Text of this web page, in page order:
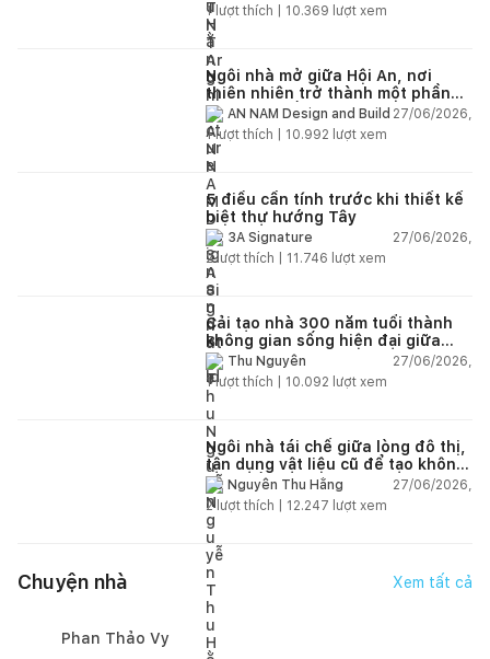
1lượt thích | 10.369 lượt xem
Ngôi nhà mở giữa Hội An, nơi
thiên nhiên trở thành một phần
của cuộc sống
AN NAM Design and Build 27/06/2026,
1lượt thích | 10.992 lượt xem
5 điều cần tính trước khi thiết kế
biệt thự hướng Tây
3A Signature
27/06/2026,
2lượt thích | 11.746 lượt xem
Cải tạo nhà 300 năm tuổi thành
không gian sống hiện đại giữa
thiên nhiên
Thu Nguyễn
27/06/2026,
1lượt thích | 10.092 lượt xem
Ngôi nhà tái chế giữa lòng đô thị,
tận dụng vật liệu cũ để tạo không
gian sống linh hoạt
Nguyễn Thu Hằng
27/06/2026,
2lượt thích | 12.247 lượt xem
Chuyện nhà Xem tất cả
Phan Thảo Vy